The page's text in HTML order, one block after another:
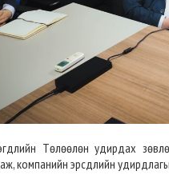
Төлөөлөн удирдах
компанийн эрсдлийн